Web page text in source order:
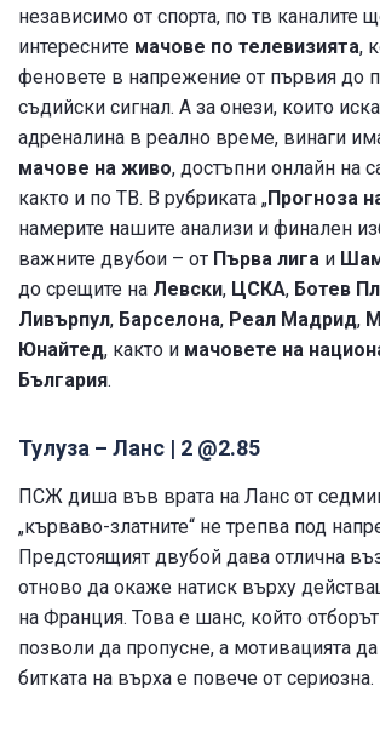
независимо от спорта, по тв каналите
интересните мачове по телевизията,
феновете в напрежение от първия до
съдийски сигнал. А за онези, които
адреналина в реално време, винаги
мачове на живо, достъпни онлайн на
както и по ТВ. В рубриката „Прогноза
намерите нашите анализи и финален
важните двубои – от Първа лига и
до срещите на Левски, ЦСКА, Ботев
Ливърпул, Барселона, Реал Мадрид,
Юнайтед, както и мачовете на
България.
Тулуза – Ланс | 2 @2.85
ПСЖ диша във врата на Ланс от
„кърваво-златните“ не трепва под
Предстоящият двубой дава отлична
отново да окаже натиск върху
на Франция. Това е шанс, който
позволи да пропусне, а мотивацията
битката на върха е повече от сериозна.